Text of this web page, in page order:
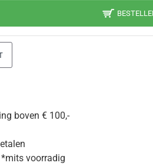
boven € 100,-
voorradig